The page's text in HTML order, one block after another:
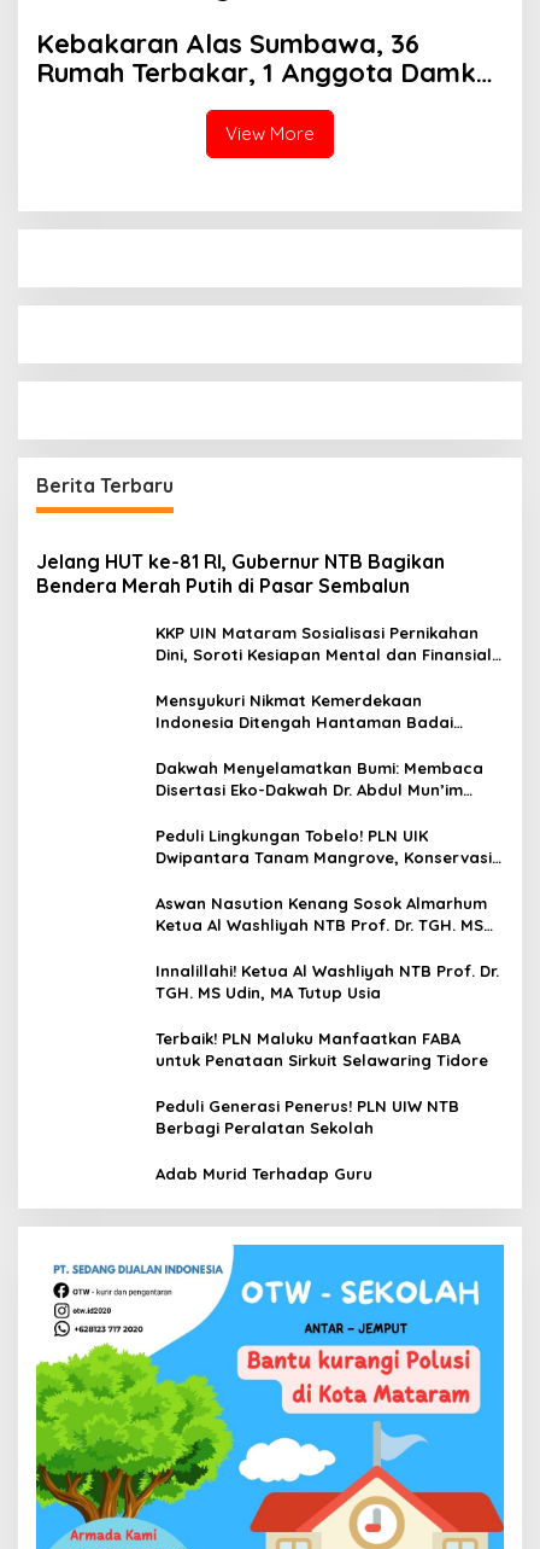
Kebakaran Alas Sumbawa, 36
Rumah Terbakar, 1 Anggota Damkar
View More
Berita Terbaru
Jelang HUT ke-81 RI, Gubernur NTB Bagikan
Bendera Merah Putih di Pasar Sembalun
KKP UIN Mataram Sosialisasi Pernikahan
Dini, Soroti Kesiapan Mental dan Finansial
Mensyukuri Nikmat Kemerdekaan
Indonesia Ditengah Hantaman Badai
Dakwah Menyelamatkan Bumi: Membaca
Disertasi Eko-Dakwah Dr. Abdul Mun’im
Peduli Lingkungan Tobelo! PLN UIK
Dwipantara Tanam Mangrove, Konservasi
Aswan Nasution Kenang Sosok Almarhum
Ketua Al Washliyah NTB Prof. Dr. TGH. MS
Innalillahi! Ketua Al Washliyah NTB Prof. Dr.
TGH. MS Udin, MA Tutup Usia
Terbaik! PLN Maluku Manfaatkan FABA
untuk Penataan Sirkuit Selawaring Tidore
Peduli Generasi Penerus! PLN UIW NTB
Berbagi Peralatan Sekolah
Adab Murid Terhadap Guru